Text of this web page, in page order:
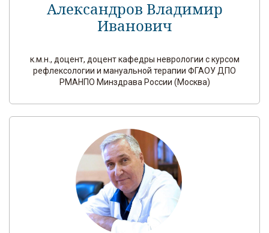
Александров Владимир
Иванович
к.м.н., доцент, доцент кафедры неврологии с курсом
рефлексологии и мануальной терапии ФГАОУ ДПО
РМАНПО Минздрава России (Москва)